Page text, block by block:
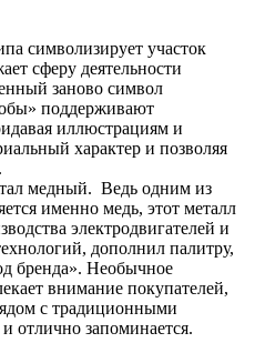
символизирует участок
сферу деятельности
заново символ
поддерживают
иллюстрациям и
характер и позволяя
медный. Ведь одним из
именно медь, этот металл
электродвигателей и
дополнил палитру,
бренда». Необычное
внимание покупателей,
с традиционными
отлично запоминается.